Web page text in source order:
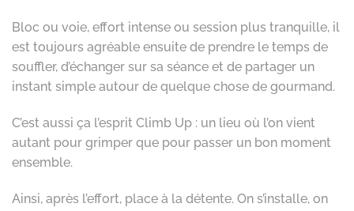
Bloc ou voie, effort intense ou session plus tranquille, il
est toujours agréable ensuite de prendre le temps de
souffler, d’échanger sur sa séance et de partager un
instant simple autour de quelque chose de gourmand.
C’est aussi ça l’esprit Climb Up : un lieu où l’on vient
autant pour grimper que pour passer un bon moment
ensemble.
Ainsi, après l’effort, place à la détente. On s’installe, on